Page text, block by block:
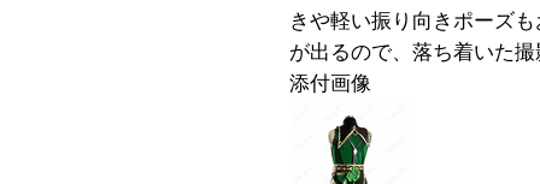
きや軽い振り向きポーズ
が出るので、落ち着いた
添付画像